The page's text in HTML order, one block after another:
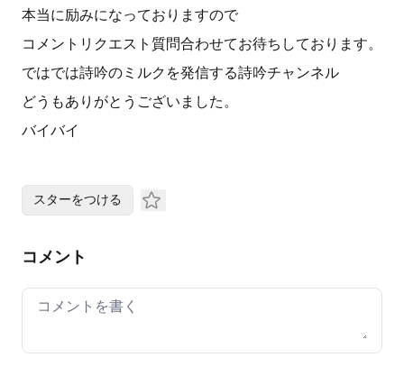
本当に励みになっておりますので
コメントリクエスト質問合わせてお待ちしております。
ではでは詩吟のミルクを発信する詩吟チャンネル
どうもありがとうございました。
バイバイ
スターをつける
コメント
Your comment